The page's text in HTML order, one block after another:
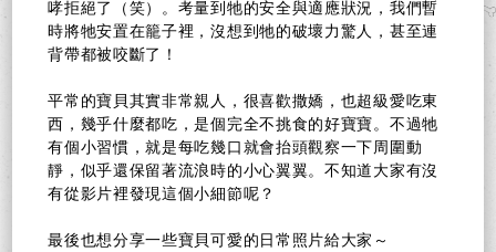
哮拒絕了（笑）。考量到牠的安全與適應狀況，我們暫
時將牠安置在籠子裡，沒想到牠的破壞力驚人，甚至連
背帶都被咬斷了！
平常的寶貝其實非常親人，很喜歡撒嬌，也超級愛吃東
西，幾乎什麼都吃，是個完全不挑食的好寶寶。不過牠
有個小習慣，就是每吃幾口就會抬頭觀察一下周圍動
靜，似乎還保留著流浪時的小心翼翼。不知道大家有沒
有從影片裡發現這個小細節呢？
最後也想分享一些寶貝可愛的日常照片給大家～